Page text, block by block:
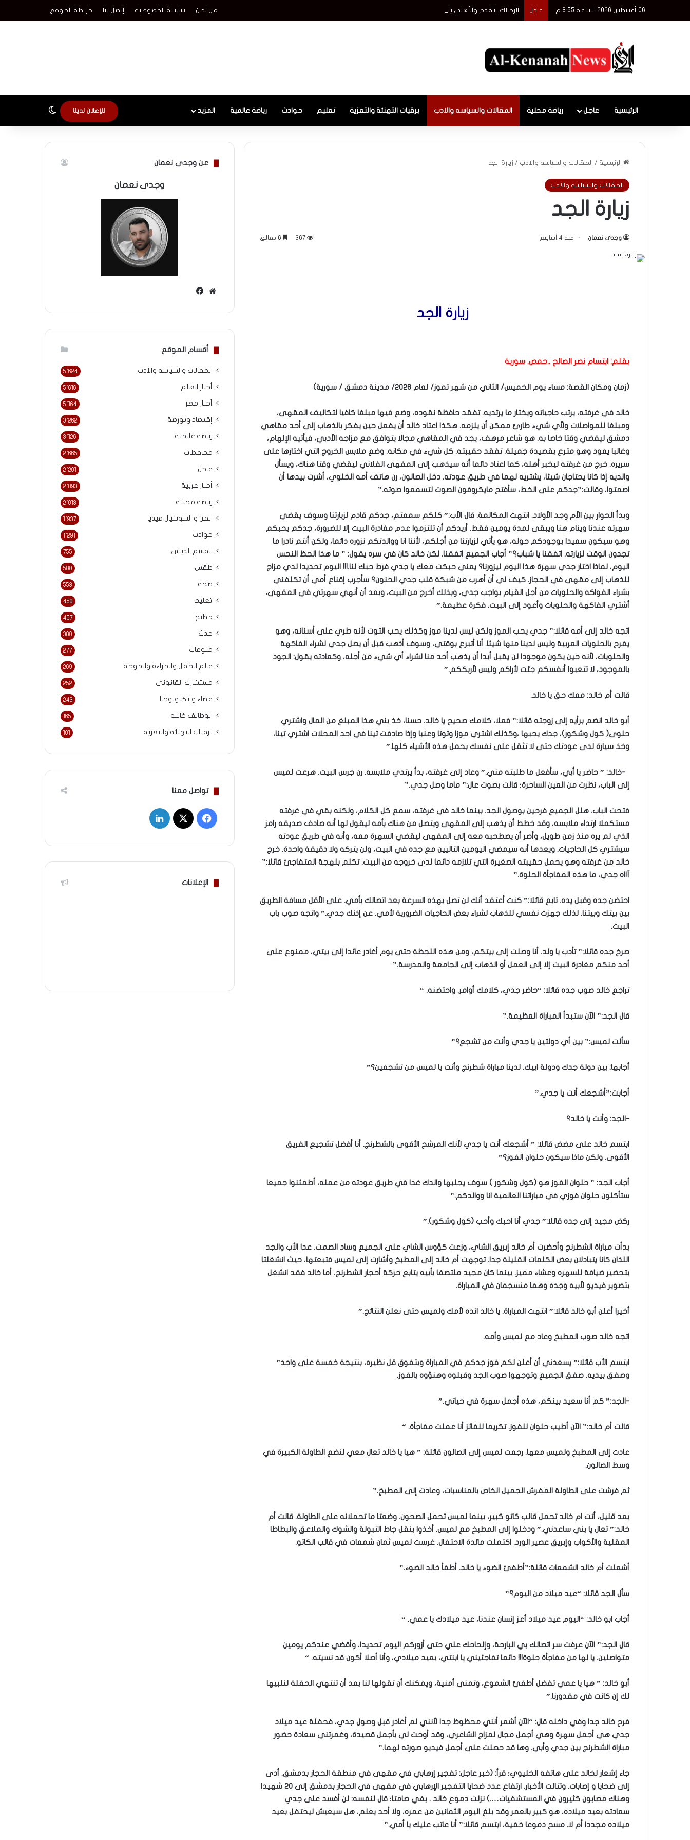
06 أغسطس 2026 الساعة 3:55 م عاجل الزمالك يتقدم والأهلى يتراجع بتصنيف كاف قبل قرعة الأبطال والكونفدرالية من نحن سياسة الخصوصية إتصل بنا خريطة الموقع
الرئيسية عاجل رياضة محلية المقالات والسياسه والادب برقيات التهنئة والتعزية تعليم حوادث رياضة عالمية المزيد للإعلان لدينا الوضع المظلم
الرئيسية / المقالات والسياسه والادب / زيارة الجد
المقالات والسياسه والادب
زيارة الجد
وجدى نعمان منذ 4 أسابيع 367
زيارة الجد
بقلم: ابتسام نصر الصالح ..حمص. سورية
(زمان ومكان القصة: مساء يوم الخميس/ الثاني من شهر تموز/ لعام ٢٠٢٦/ مدينة دمشق / سورية)
خالد في غرفته، يرتب حاجياته ويختار ما يرتديه. تفقد حافظة نقوده، وضع فيها مبلغا كافيا لتكاليف المقهى،
ومبلغا للمواصلات ولأي شيء طارئ ممكن أن يلزمه. هكذا اعتاد خالد أن يفعل حين يفكر بالذهاب إلى أحد مقاهي
دمشق ليقضي وقتا خاصا به. هو شاعر مرهف، يجد في المقاهي مجالا يتوافق مع مزاجه الأدبي، فيأتيه الإلهام،
وغالبا يعود وهو مترع بقصيدة جميلة. تفقد حقيبته. كل شيء في مكانه. وضع ملابس الخروج التي اختارها على
سريره. خرج من غرفته ليخبر أهله، كما اعتاد دائما أنه سيذهب إلى المقهى الفلاني ليقضي وقتا هناك، ويسأل
والديه إذا كانا يحتاجان شيئا، يشتريه لهما في طريق عودته. دخل الصالون، رن هاتف أمه الخلوي، أشرت بيدها أن
اصمتوا، وقالت:”جدكم على الخط، سأفتح مايكروفون الصوت لتسمعوا صوته.”
وبدأ الحوار بين الأم وجد الأولاد. انتهت المكالمة. قال الأب:” كلكم سمعتم، جدكم قادم لزيارتنا وسوف يقضي
سهرته عندنا وينام هنا ويبقى لمدة يومين فقط. أريدكم أن تلتزموا عدم مغادرة البيت إلا للضرورة، جدكم يحبكم
وهو سيكون سعيدا بوجودكم حوله، هو يأتي لزيارتنا من أجلكم، لأننا انا ووالدتكم نزوره دائما، ولكن أنتم نادرا ما
تجدون الوقت لزيارته. اتفقنا يا شباب؟” أجاب الجميع اتفقنا. لكن خالد كان في سره يقول: ” ما هذا الحظ النحس
اليوم، لماذا اختار جدي سهرة هذا اليوم ليزورنا؟ يعني حبكت معك يا جدي فرط حبك لنا.!!! اليوم تحديدا لدي مزاج
للذهاب إلى مقهى في الحجاز. كيف لي أن أهرب من شبكة قلب جدي الحنون؟ سأجرب إقناع أمي أن تكلفني
بشراء الفواكه والحلويات من أجل القيام بواجب جدي، وبذلك أخرج من البيت، وبعد أن أنهي سهرتي في المقهى،
أشتري الفاكهة والحلويات وأعود إلى البيت. فكرة عظيمة.”
اتجه خالد إلى أمه قائلا:” جدي يحب الموز ولكن ليس لدينا موز وكذلك يحب التوت لأنه طري على أسنانه، وهو
يفرح بالحلويات العربية وليس لدينا منها شيئا. أنا أتبرع بوقتي، وسوف أذهب قبل أن يصل جدي لشراء الفاكهة
والحلويات، لأنه حين يكون موجودا لن يقبل أبدا أن يذهب أحد منا لشراء أي شيء من أجله، وكعادته يقول: الجود
بالموجود، لا تتعبوا أنفسكم جئت لأراكم وليس لأربككم.”
قالت أم خالد: معك حق يا خالد.
أبو خالد انضم برأيه إلى زوجته قائلا:” فعلا، كلامك صحيح يا خالد. حسنا، خذ بني هذا المبلغ من المال واشتري
حلوى( كول وشكور)، جدك يحبها ،وكذلك اشتري موزا وتوتا وعنبا وإذا صادفت تينا في احد المحلات اشتري تينا،
وخذ سيارة لدى عودتك حتى لا تثقل على نفسك بحمل هذه الأشياء كلها.”
-خالد: ” حاضر يا أبي، سأفعل ما طلبته مني.” وعاد إلى غرفته، بدأ يرتدي ملابسه. رن جرس البيت. هرعت لميس
إلى الباب، نظرت من العين الساحرة؛ قالت بصوت عال:” ماما وصل جدي.”
فتحت الباب. هلل الجميع فرحين بوصول الجد. بينما خالد في غرفته، سمع كل الكلام، ولكنه بقي في غرفته
مستكملا ارتداء ملابسه، وقد خطط أن يذهب إلى المقهى ويتصل من هناك بأمه ليقول لها أنه صادف صديقه رامز
الذي لم يره منذ زمن طويل، وأصر أن يصطحبه معه إلى المقهى ليقضي السهرة معه، وأنه في طريق عودته
سيشتري كل الحاجيات. ويعدها أنه سيمضي اليومين التاليين مع جده في البيت، ولن يتركه ولا دقيقة واحدة. خرج
خالد من غرفته وهو يحمل حقيبته الصغيرة التي تلازمه دائما لدى خروجه من البيت. تكلم بلهجة المتفاجئ قائلا:”
آااه جدي، ما هذه المفاجأة الحلوة.”
احتضن جده وقبل يده. تابع قائلا:” كنت أعتقد أنك لن تصل بهذه السرعة بعد اتصالك بأمي. على الأقل مسافة الطريق
بين بيتك وبيتنا. لذلك جهزت نفسي للذهاب لشراء بعض الحاجيات الضرورية لأمي. عن إذنك جدي.” واتجه صوب باب
البيت.
صرخ جده قائلا:” تأدب يا ولد. أنا وصلت إلى بيتكم، ومن هذه اللحظة حتى يوم أغادر عائدا إلى بيتي، ممنوع على
أحد منكم مغادرة البيت إلا إلى العمل أو الذهاب إلى الجامعة والمدرسة.”
تراجع خالد صوب جده قائلا: “حاضر جدي، كلامك أوامر. واحتضنه. “
قال الجد:” الآن ستبدأ المباراة العظيمة.”
سألت لميس:” بين أي دولتين يا جدي وأنت من تشجع؟”
أجابها: بين دولة جدك ودولة ابيك. لدينا مباراة شطرنج وأنت يا لميس من تشجعين؟”
أجابت:”أشجعك أنت يا جدي.”
-الجد: وأنت يا خالد؟
ابتسم خالد على مضض قائلا: ” أشجعك أنت يا جدي لأنك المرشح الأقوى بالشطرنج. أنا أفضل تشجيع الفريق
الأقوى. ولكن ماذا سيكون حلوان الفوز؟”
أجاب الجد: ” حلوان الفوز هو (كول وشكور ) سوف يجلبها والدك غدا في طريق عودته من عمله، أطمئنوا جميعا
ستأكلون حلوان فوزي في مباراتنا العالمية انا ووالدكم.”
ركض مجيد إلى جده قائلا:” جدي أنا احبك وأحب (كول وشكور).”
بدأت مباراة الشطرنج وأحضرت أم خالد إبريق الشاي، وزعت كؤوس الشاي على الجميع وساد الصمت. عدا الأب والجد
اللذان كانا يتبادلان بعض الكلمات القليلة جدا. توجهت أم خالد إلى المطبخ وأشارت إلى لميس فتبعتها، حيث انشغلتا
بتحضير ضيافة للسهره وعشاء مميز. بينما كان مجيد ملتصقا بأبيه يتابع حركة أحجار الشطرنج. أما خالد فقد انشغل
بتصوير فيديو لأبيه وجده وهما منسجمان في المباراة.
أخيرا أعلن أبو خالد قائلا:” انتهت المباراة. يا خالد انده لأمك ولميس حتى نعلن النتائج.”
اتجه خالد صوب المطبخ وعاد مع لميس وأمه.
ابتسم الأب قائلا:” يسعدني أن أعلن لكم فوز جدكم في المباراة وبتفوق قل نظيره، بنتيجة خمسة على واحد”
وصفق بيديه. صفق الجميع وتوجهوا صوب الجد وقبلوه وهنؤوه بالفوز.
-الجد:” كم أنا سعيد بينكم، هذه أجمل سهرة في حياتي.”
قالت أم خالد:” الآن أطيب حلوان للفوز. تكريما للفائز أنا عملت مفاجأة. “
عادت إلى المطبخ ولميس معها. رجعت لميس إلى الصالون قائلة: ” هيا يا خالد تعال معي لنضع الطاولة الكبيرة في
وسط الصالون.
ثم فرشت على الطاولة المفرش الجميل الخاص بالمناسبات، وعادت إلى المطبخ.”
بعد قليل، أتت ام خالد تحمل قالب كاتو كبير، بينما لميس تحمل الصحون. وضعتا ما تحملانه على الطاولة. قالت أم
خالد:” تعال يا بني ساعدني.” ودخلوا إلى المطبخ مع لميس. أخذوا بنقل جاط التبولة والشوك والملاعق والبطاطا
المقلية والأكواب وإبريق عصير الورد. اكتملت مائدة الاحتفال. غرست لميس ثمان شمعات في قالب الكاتو.
أشعلت أم خالد الشمعات قائلة:”أطفئ الضوء يا خالد. أطفأ خالد الضوء.”
سأل الجد قائلا: “عيد ميلاد من اليوم؟”
أجاب ابو خالد: “اليوم عيد ميلاد أعز إنسان عندنا، عيد ميلادك يا عمي. “
قال الجد:” الآن عرفت سر اتصالك بي البارحة، وإلحاحك علي حتى أزوركم اليوم تحديدا، وأقضي عندكم يومين
متواصلين. يا لها من مفاجأة حلوة!!! دائما تفاجئيني يا ابنتي، بعيد ميلادي، وأنا أصلا أكون قد نسيته. “
أبو خالد: ” هيا يا عمي تفضل أطفئ الشموع، وتمنى أمنية، ويمكنك أن تقولها لنا بعد أن تنتهي الحفلة لنلبيها
لك إن كانت في مقدورنا.”
فرح خالد جدا وفي داخله قال: “الآن أشعر أنني محظوظ جدا لأنني لم أغادر قبل وصول جدي، فحفلة عيد ميلاد
جدي هي أجمل سهرة وهي أجمل مجال لمزاج الشاعري، وقد أوحت لي بأجمل قصيدة، وغمرتني سعادة حضور
مباراة الشطرنج بين جدي وأبي. وها قد حصلت على أجمل فيديو صورته لهما.”
جاء إشعار لخالد على هاتفه الخليوي؛ قرأ: (خبر عاجل: تفجير إرهابي في مقهى في منطقة الحجاز بدمشق. أدى
إلى ضحايا و إصابات. وتتالت الأخبار. ارتفاع عدد ضحايا التفجير الإرهابي في مقهى في الحجاز بدمشق إلى ٢٠ شهيدا
وهناك مصابون كثيرون في المستشفيات….) نزلت دموع خالد . بقي صامتا؛ قال لنفسه: لن أفسد على جدي
سعادته بعيد ميلاده، هو كبير بالعمر وقد بلغ اليوم الثمانين من عمره، ولا أحد يعلم، هل سيعيش ليحتفل بعيد
ميلاده مجددا أم لا. مسح دموعا خفية، ابتسم قائلا:” أنا عاتب عليك يا أمي.”
عن وجدى نعمان
وجدى نعمان
موقع
أقسام الموقع
المقالات والسياسه والادب 5٬624
أخبار العالم 5٬616
أخبار مصر 5٬164
إقتصاد وبورصة 3٬262
رياضة عالمية 3٬126
محافظات 2٬665
عاجل 2٬201
أخبار عربية 2٬093
رياضة محلية 2٬013
الفن و السوشيال ميديا 1٬937
حوادث 1٬291
القسم الديني 755
طقس 588
صحة 553
تعليم 458
مطبخ 457
حدث 380
منوعات 277
عالم الطفل والمراءة والموضة 269
مستشارك القانونى 252
فضاء و تكنولوجيا 243
الوظائف خاليه 165
برقيات التهنئة والتعزية 101
تواصل معنا
فيسبوك
‫X لينكدإن
الإعلانات